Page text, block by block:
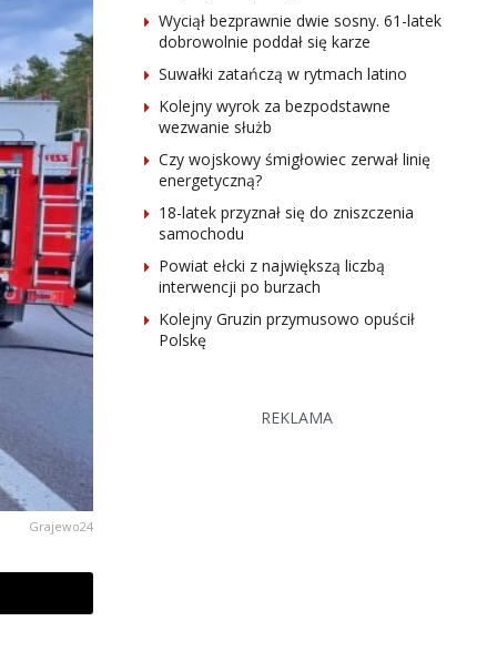
Grajewo24
Wyciął bezprawnie dwie sosny. 61-latek
dobrowolnie poddał się karze
Suwałki zatańczą w rytmach latino
Kolejny wyrok za bezpodstawne
wezwanie służb
Czy wojskowy śmigłowiec zerwał linię
energetyczną?
18-latek przyznał się do zniszczenia
samochodu
Powiat ełcki z największą liczbą
interwencji po burzach
Kolejny Gruzin przymusowo opuścił
Polskę
REKLAMA